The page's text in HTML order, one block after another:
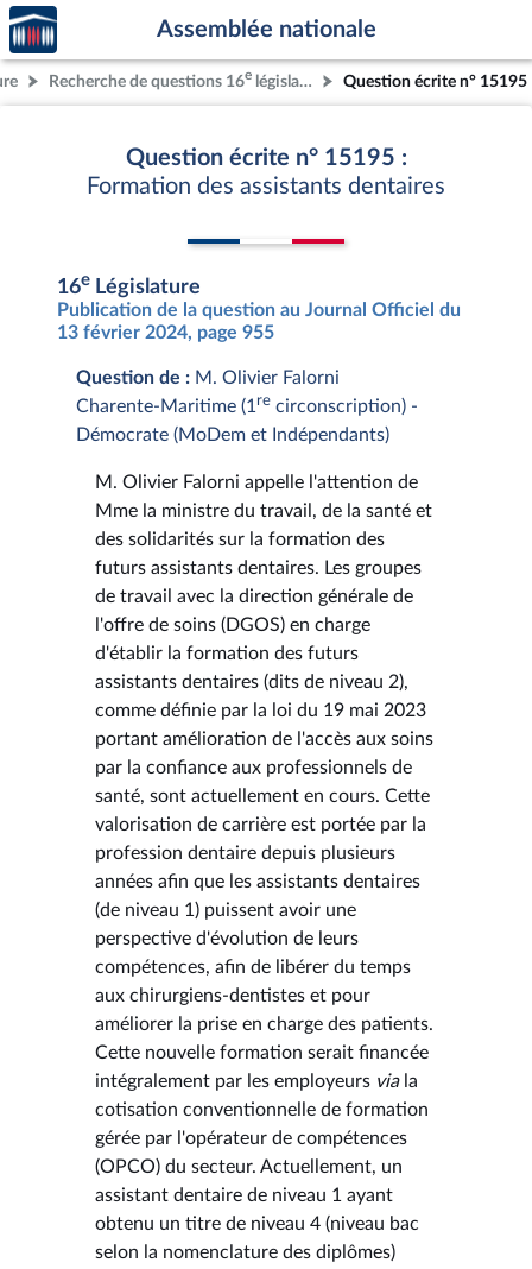
Aller au contenu
Aller en bas de la page
Accèder
à la
page
d'accueil
Assemblée nationale
Recherche de questions 16e législature Question écrite n° 15195
Question écrite n° 15195 :
Formation des assistants dentaires
16e Législature
Publication de la question au Journal Officiel du
13 février 2024, page 955
Question de : M. Olivier Falorni
Charente-Maritime (1 re circonscription) -
Démocrate (MoDem et Indépendants)
M. Olivier Falorni appelle l'attention de
Mme la ministre du travail, de la santé et
des solidarités sur la formation des
futurs assistants dentaires. Les groupes
de travail avec la direction générale de
l'offre de soins (DGOS) en charge
d'établir la formation des futurs
assistants dentaires (dits de niveau 2),
comme définie par la loi du 19 mai 2023
portant amélioration de l'accès aux soins
par la confiance aux professionnels de
santé, sont actuellement en cours. Cette
valorisation de carrière est portée par la
profession dentaire depuis plusieurs
années afin que les assistants dentaires
(de niveau 1) puissent avoir une
perspective d'évolution de leurs
compétences, afin de libérer du temps
aux chirurgiens-dentistes et pour
améliorer la prise en charge des patients.
Cette nouvelle formation serait financée
intégralement par les employeurs viala
cotisation conventionnelle de formation
gérée par l'opérateur de compétences
(OPCO) du secteur. Actuellement, un
assistant dentaire de niveau 1 ayant
obtenu un titre de niveau 4 (niveau bac
selon la nomenclature des diplômes)